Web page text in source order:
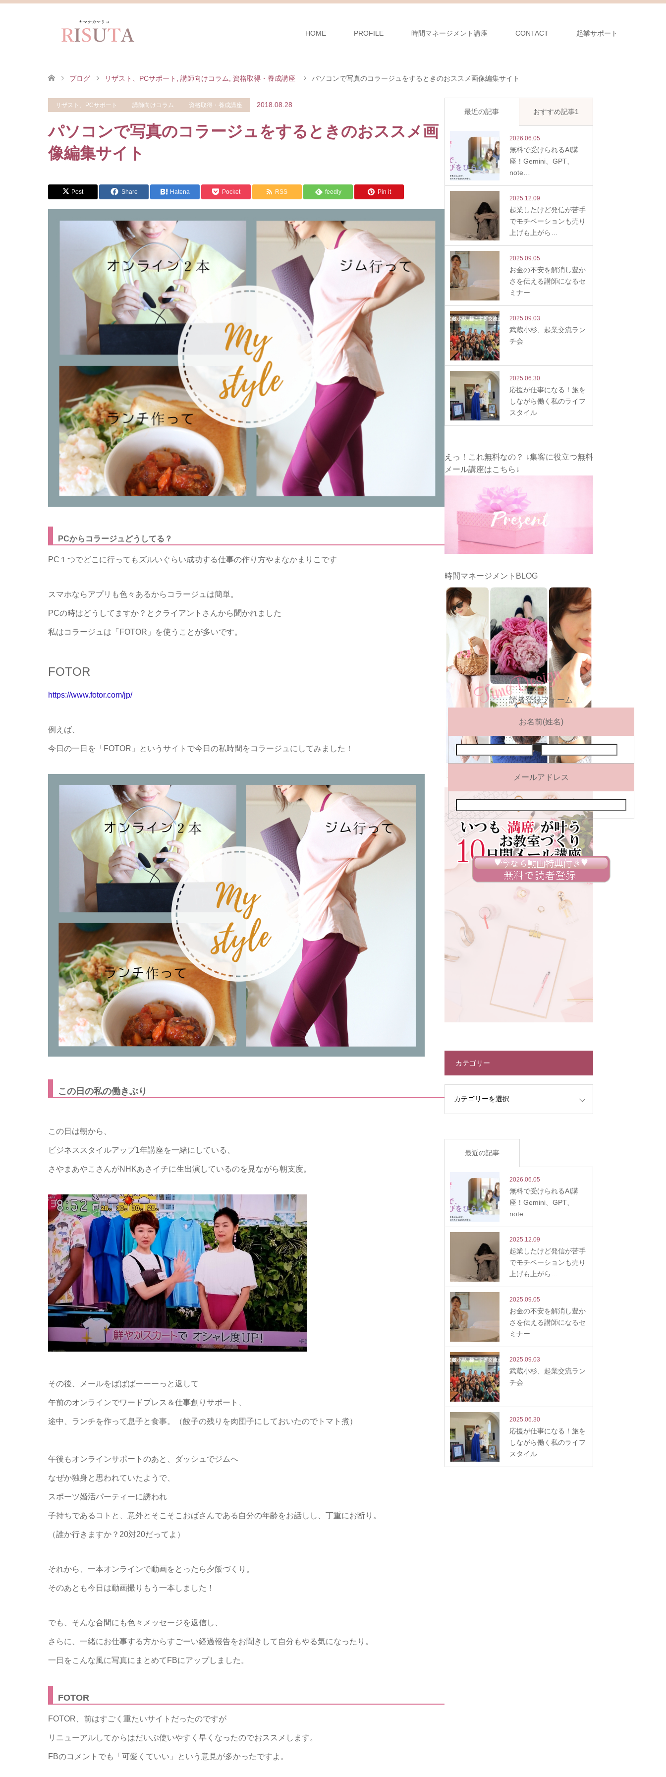
HOME PROFILE 時間マネージメント講座 CONTACT 起業サポート
ブログ リザスト、PCサポート 講師向けコラム 資格取得・養成講座 パソコンで写真のコラージュをするときのおススメ画像編集サイト
リザスト、PCサポート 講師向けコラム 資格取得・養成講座 2018.08.28
パソコンで写真のコラージュをするときのおススメ画
像編集サイト
Post Share Hatena Pocket RSS feedly Pin it
PCからコラージュどうしてる？
PC１つでどこに行ってもズルいぐらい成功する仕事の作り方やまなかまりこです
スマホならアプリも色々あるからコラージュは簡単。
PCの時はどうしてますか？とクライアントさんから聞かれました
私はコラージュは「FOTOR」を使うことが多いです。
FOTOR
https://www.fotor.com/jp/
例えば、
今日の一日を「FOTOR」というサイトで今日の私時間をコラージュにしてみました！
この日の私の働きぶり
この日は朝から、
ビジネススタイルアップ1年講座を一緒にしている、
さやまあやこさんがNHKあさイチに生出演しているのを見ながら朝支度。
その後、メールをばばばーーーっと返して
午前のオンラインでワードプレス＆仕事創りサポート、
途中、ランチを作って息子と食事。（餃子の残りを肉団子にしておいたのでトマト煮）
午後もオンラインサポートのあと、ダッシュでジムへ
なぜか独身と思われていたようで、
スポーツ婚活パーティーに誘われ
子持ちであるコトと、意外とそこそこおばさんである自分の年齢をお話しし、丁重にお断り。
（誰か行きますか？20対20だってよ）
それから、一本オンラインで動画をとったら夕飯づくり。
そのあとも今日は動画撮りもう一本しました！
でも、そんな合間にも色々メッセージを返信し、
さらに、一緒にお仕事する方からすごーい経過報告をお聞きして自分もやる気になったり。
一日をこんな風に写真にまとめてFBにアップしました。
FOTOR
FOTOR、前はすごく重たいサイトだったのですが
リニューアルしてからはだいぶ使いやすく早くなったのでおススメします。
FBのコメントでも「可愛くていい」という意見が多かったですよ。
最近の記事 おすすめ記事1
2026.06.05
無料で受けられるAI講
座！Gemini、GPT、
note…
2025.12.09
起業したけど発信が苦手
でモチベーションも売り
上げも上がら…
2025.09.05
お金の不安を解消し豊か
さを伝える講師になるセ
ミナー
2025.09.03
武蔵小杉、起業交流ラン
チ会
2025.06.30
応援が仕事になる！旅を
しながら働く私のライフ
スタイル
えっ！これ無料なの？ ↓集客に役立つ無料
メール講座はこちら↓
時間マネージメントBLOG
読者登録フォーム
お名前(姓名)
メールアドレス
カテゴリー
最近の記事
2026.06.05
無料で受けられるAI講
座！Gemini、GPT、
note…
2025.12.09
起業したけど発信が苦手
でモチベーションも売り
上げも上がら…
2025.09.05
お金の不安を解消し豊か
さを伝える講師になるセ
ミナー
2025.09.03
武蔵小杉、起業交流ラン
チ会
2025.06.30
応援が仕事になる！旅を
しながら働く私のライフ
スタイル